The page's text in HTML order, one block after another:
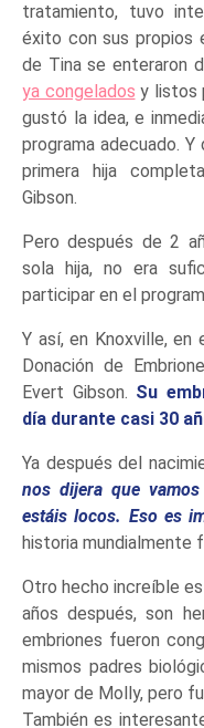
tratamiento, tuvo
éxito con sus propios
de Tina se enteraron
ya congelados y listos
gustó la idea, e
programa adecuado.
primera hija
Gibson.
Pero después de 2
sola hija, no era
participar en el
Y así, en Knoxville,
Donación de
Evert Gibson. Su
día durante casi 30
Ya después del
nos dijera que
estáis locos. Eso es
historia mundialmente
Otro hecho increíble
años después, son
embriones fueron
mismos padres
mayor de Molly, pero
También es